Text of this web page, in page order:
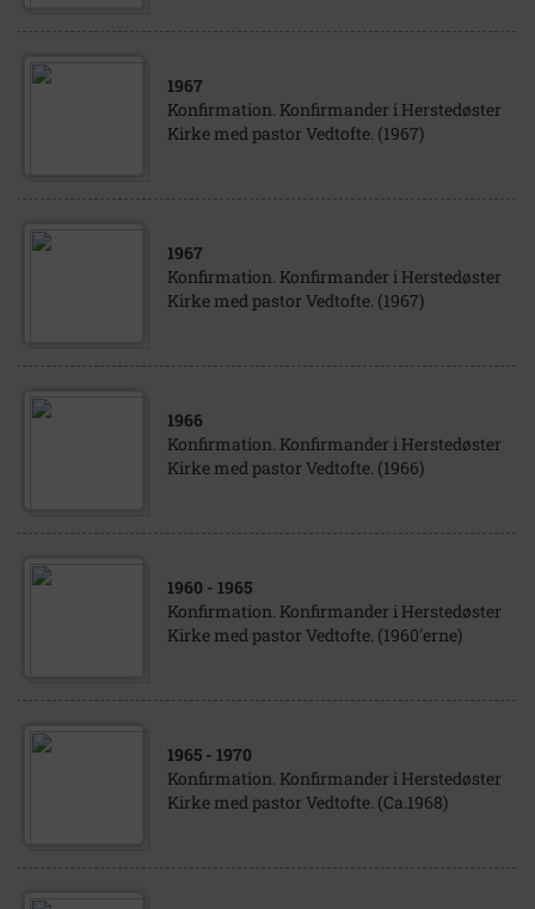
1967
Konfirmation. Konfirmander i Herstedøster
Kirke med pastor Vedtofte. (1967)
1967
Konfirmation. Konfirmander i Herstedøster
Kirke med pastor Vedtofte. (1967)
1966
Konfirmation. Konfirmander i Herstedøster
Kirke med pastor Vedtofte. (1966)
1960 - 1965
Konfirmation. Konfirmander i Herstedøster
Kirke med pastor Vedtofte. (1960'erne)
1965 - 1970
Konfirmation. Konfirmander i Herstedøster
Kirke med pastor Vedtofte. (Ca.1968)